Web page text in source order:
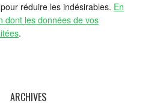
réduire les indésirables. En
dont les données de vos
.
ARCHIVES